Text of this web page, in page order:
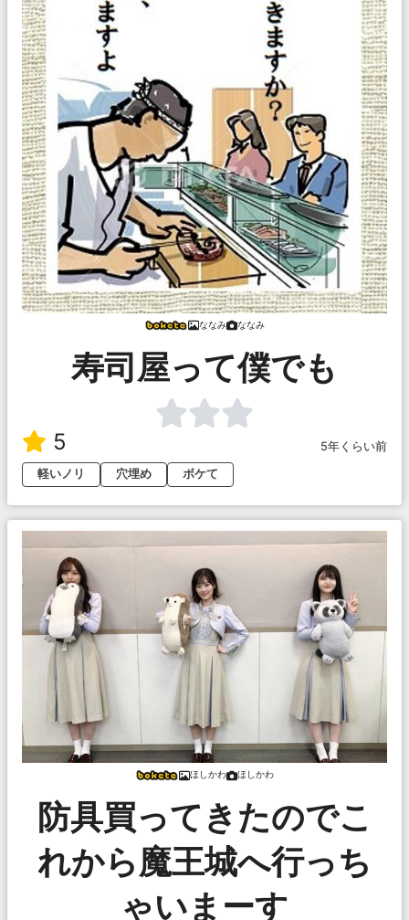
ななみ ななみ
寿司屋って僕でも
5
5年くらい前
軽いノリ
穴埋め ボケて
ほしかわ ほしかわ
防具買ってきたのでこ
れから魔王城へ行っち
ゃいまーす